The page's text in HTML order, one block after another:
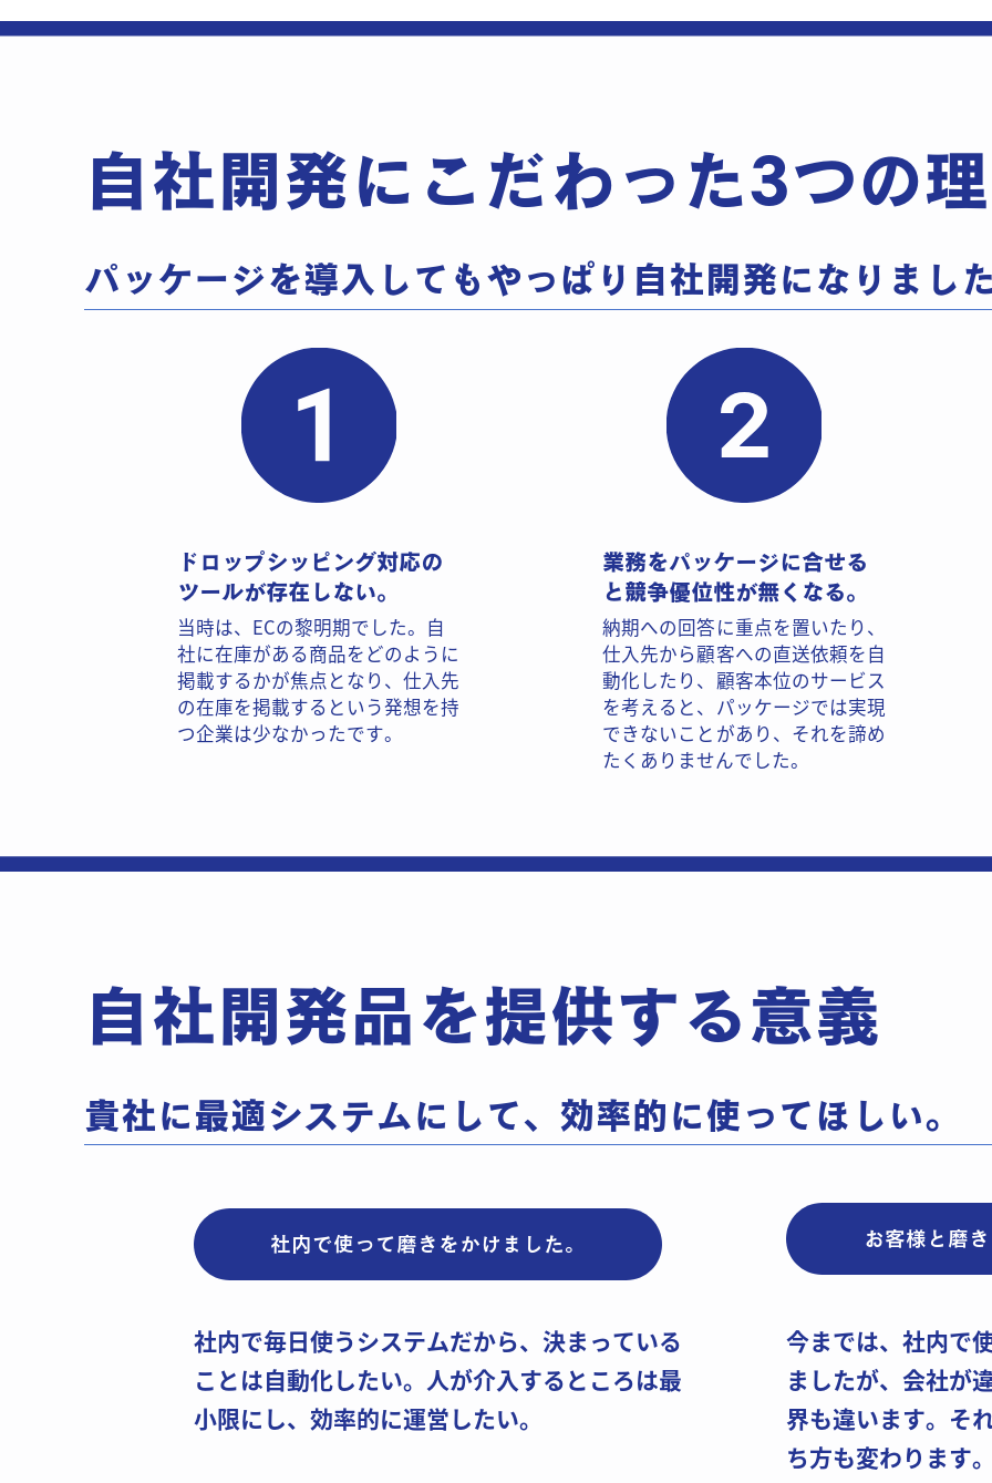
自社開発にこだわった3つの
パッケージを導入してもやっぱり​自社開発になりまし
ドロップシッピング対応の​
ツールが存在しない。
当時は、ECの黎明期でした。自
社​に在庫がある商品をどのように
掲​載するかが焦点となり、仕入先
の​在庫を掲載するという発想を持
つ​企業は少なかったです。
業務をパッケージに合せる​
と競争優位性が無くなる。
納期への回答に重点を置いたり、​
仕入先から顧客への直送依頼を自​
動化したり、顧客本位のサービス​
を考えると、パッケージでは実現​
できないことがあり、それを諦め​
たくありませんでした。
自社開発品を提供する意義
貴社に最適システムにして、効率的に使ってほしい。​
社内​で使って磨きをかけました。
社内で毎日使うシステムだから、決まっている​
ことは自動化したい。人が介入するところは最​
小限にし、効率的に運営したい。
お客様と磨
今までは、社内で
ましたが、会社が
界も違います。そ
ち方も変わります